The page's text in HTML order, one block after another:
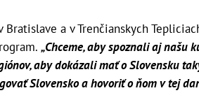
Bratislave a v Trenčianskych
„Chceme, aby spoznali aj našu
aby dokázali mať o Slovensku
Slovensko a hovoriť o ňom v tej